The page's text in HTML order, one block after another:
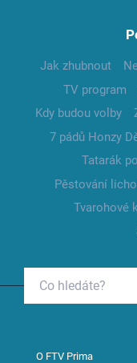
Jak zhubnout
TV program
Kdy budou volby
7 pádů Honzy
Tatarák
Pěstování
Tvarohové
O FTV Prima